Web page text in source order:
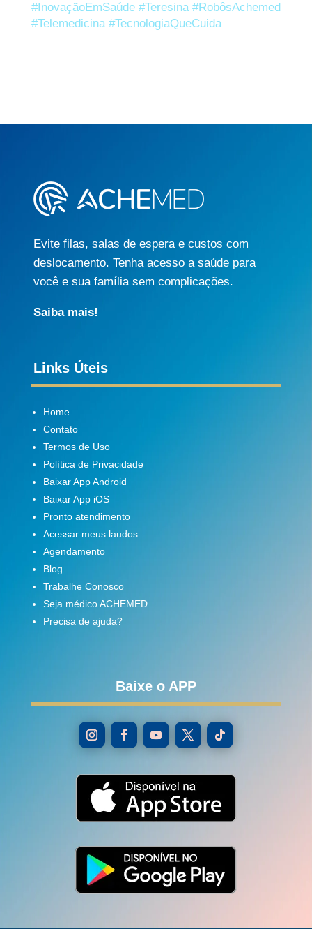
#InovaçãoEmSaúde #Teresina #RobôsAchemed
#Telemedicina #TecnologiaQueCuida
Evite filas, salas de espera e custos com
deslocamento. Tenha acesso a saúde para
você e sua família sem complicações.
Saiba mais!
Links Úteis
Home
Contato
Termos de Uso
Política de Privacidade
Baixar App Android
Baixar App iOS
Pronto atendimento
Acessar meus laudos
Agendamento
Blog
Trabalhe Conosco
Seja médico ACHEMED
Precisa de ajuda?
Baixe o APP